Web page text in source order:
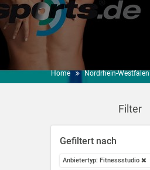
Home Nordrhein-Westfalen
Filter
Gefiltert nach
Anbietertyp: Fitnessstudio